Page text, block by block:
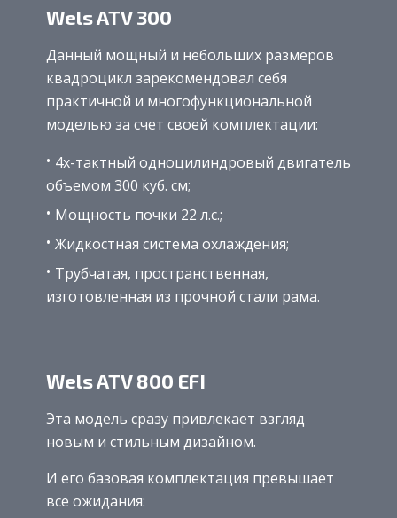
Wels ATV 300
Данный мощный и небольших размеров
квадроцикл зарекомендовал себя
практичной и многофункциональной
моделью за счет своей комплектации:
4х-тактный одноцилиндровый двигатель
объемом 300 куб. см;
Мощность почки 22 л.с.;
Жидкостная система охлаждения;
Трубчатая, пространственная,
изготовленная из прочной стали рама.
Wels ATV 800 EFI
Эта модель сразу привлекает взгляд
новым и стильным дизайном.
И его базовая комплектация превышает
все ожидания: